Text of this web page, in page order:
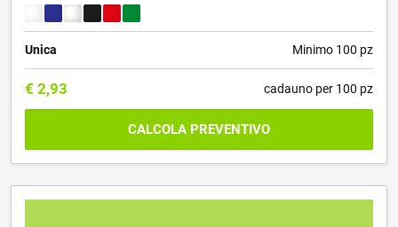
Unica Minimo 100 pz
€ 2,93 cadauno per 100 pz
CALCOLA PREVENTIVO